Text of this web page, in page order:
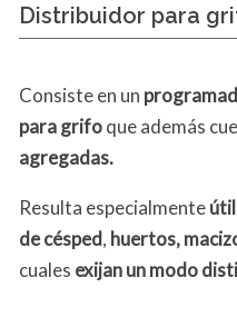
Distribuidor para
Consiste en un
para grifoque además
agregadas.
Resulta especialmente
de césped, huertos,
cuales exijan unmodo